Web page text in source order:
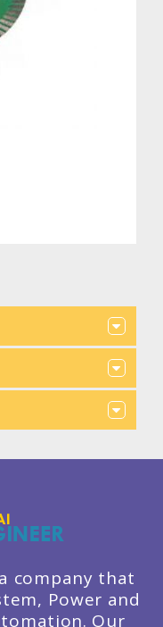
a company that
Power and
Our